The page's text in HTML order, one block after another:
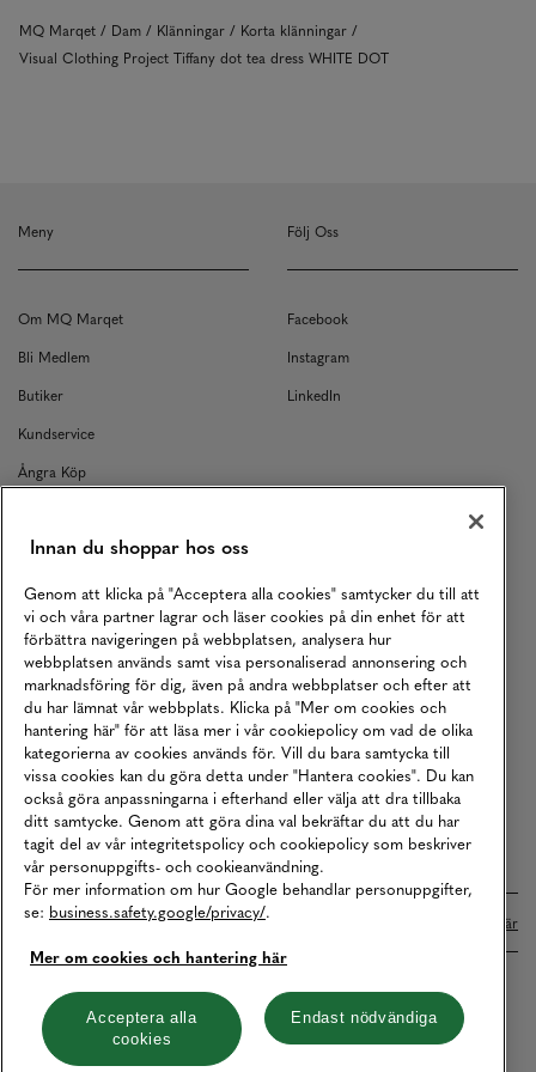
MQ Marqet Dam Klänningar
Korta klänningar
Visual Clothing Project Tiffany dot tea dress WHITE DOT
Meny
Om MQ Marqet
Bli Medlem
Butiker
Kundservice
Ångra Köp
Returer
Köpvillkor
Karriär
Vårt Ansvar
Våra Tjänster
Press
Studentrabatt
B2B
Tillgänglighetsredogörelse
Följ Oss
Facebook
Instagram
LinkedIn
Betalningar online sköts i samarbete med Klarna. Läs mer här
Cookies Integritetspolicy
Hantera cookies
Innan du shoppar hos oss
Genom att klicka på "Acceptera alla cookies" samtycker du till att
vi och våra partner lagrar och läser cookies på din enhet för att
förbättra navigeringen på webbplatsen, analysera hur
webbplatsen används samt visa personaliserad annonsering och
marknadsföring för dig, även på andra webbplatser och efter att
du har lämnat vår webbplats. Klicka på "Mer om cookies och
hantering här" för att läsa mer i vår cookiepolicy om vad de olika
kategorierna av cookies används för. Vill du bara samtycka till
vissa cookies kan du göra detta under "Hantera cookies". Du kan
också göra anpassningarna i efterhand eller välja att dra tillbaka
ditt samtycke. Genom att göra dina val bekräftar du att du har
tagit del av vår integritetspolicy och cookiepolicy som beskriver
vår personuppgifts- och cookieanvändning.
För mer information om hur Google behandlar personuppgifter,
se: business.safety.google/privacy/.
Mer om cookies och hantering här
Acceptera alla
cookies
Endast nödvändiga